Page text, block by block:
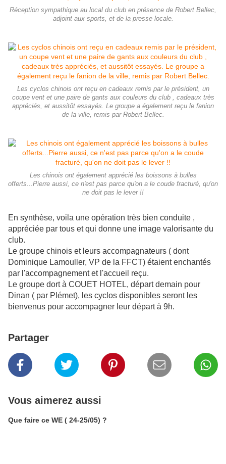
Réception sympathique au local du club en présence de Robert Bellec,
adjoint aux sports, et de la presse locale.
Les cyclos chinois ont reçu en cadeaux remis par le président, un
coupe vent et une paire de gants aux couleurs du club , cadeaux très
appréciés, et aussitôt essayés. Le groupe a également reçu le fanion
de la ville, remis par Robert Bellec.
Les chinois ont également apprécié les boissons à bulles
offerts...Pierre aussi, ce n'est pas parce qu'on a le coude fracturé, qu'on
ne doit pas le lever !!
En synthèse, voila une opération très bien conduite ,
appréciée par tous et qui donne une image valorisante du
club.
Le groupe chinois et leurs accompagnateurs ( dont
Dominique Lamouller, VP de la FFCT) étaient enchantés
par l'accompagnement et l'accueil reçu.
Le groupe dort à COUET HOTEL, départ demain pour
Dinan ( par Plémet), les cyclos disponibles seront les
bienvenus pour accompagner leur départ à 9h.
Partager
Vous aimerez aussi
Que faire ce WE ( 24-25/05) ?